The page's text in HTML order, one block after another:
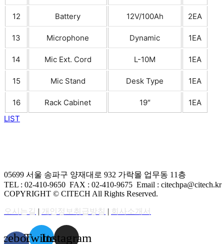
12 Battery 12V/100Ah 2EA
13 Microphone Dynamic 1EA
14 Mic Ext. Cord L-10M 1EA
15 Mic Stand Desk Type 1EA
16 Rack Cabinet 19″
1EA
LIST
05699 서울 송파구 양재대로 932 가락몰 업무동 11층
TEL : 02-410-9650 FAX : 02-410-9675 Email : citechpa@citech.kr
COPYRIGHT © CITECH All Rights Reserved.
오시는길 | 개인정보취급방침 | 회사소개서
TwitterInstagram